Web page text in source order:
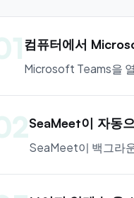
컴퓨터에서
Microsoft Teams을
SeaMeet이 자동
SeaMeet이 백그라